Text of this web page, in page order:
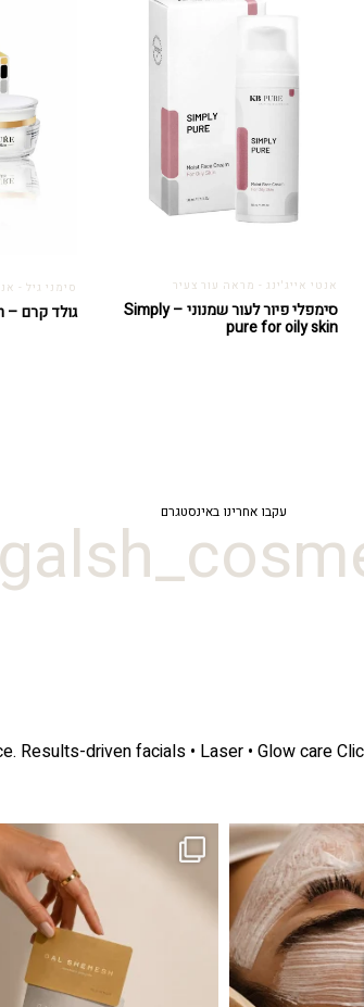
אנטי אייג'ינג - מראה עור צעיר
סימפלי פיור לעור שמנוני – Simply
pure for oily skin
סימני גיל -
גולד קרם – Gold cream
עקבו אחרינו באינסטגרם
Results-driven facials • Laser • Glow care
סוף סוף נפתח. מהיום, אקנה הוא אחד המצבים הנפוצים